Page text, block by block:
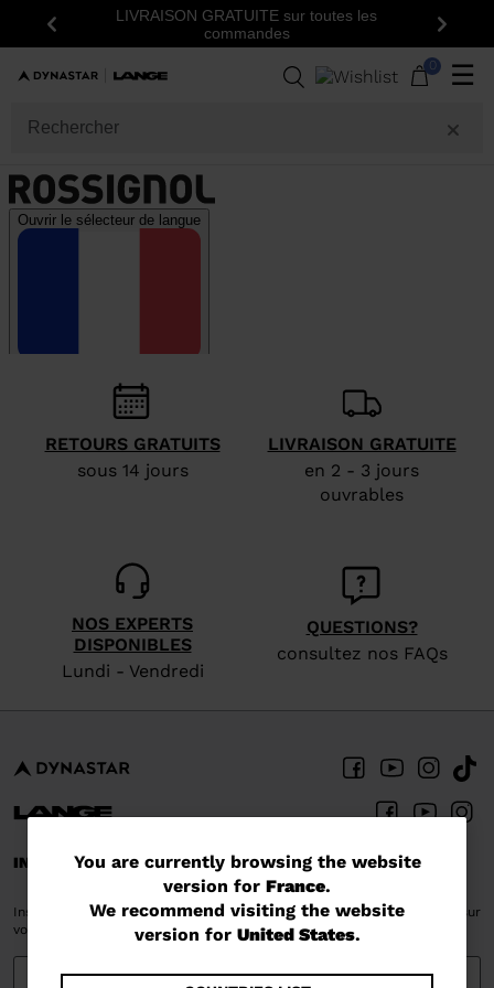
Précédent
LIVRAISON GRATUITE sur toutes les
commandes
0 ☰
You
are
currently
You are currently browsing the website
version for France.
We recommend visiting the website
version for United States.
RETOURS GRATUITS
sous 14 jours
LIVRAISON GRATUITE
en 2 - 3 jours
ouvrables
NOS EXPERTS
DISPONIBLES
Lundi - Vendredi
QUESTIONS?
consultez nos FAQs
INSCRIVEZ-VOUS ET RESTEZ CONNECTÉS
Inscrivez-vous à notre newsletter et bénéficiez de 15 % de réduction sur
votre première commande!